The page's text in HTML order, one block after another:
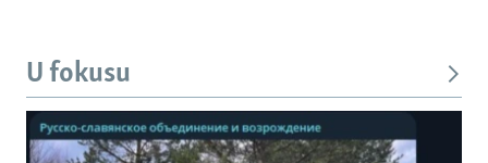
U fokusu